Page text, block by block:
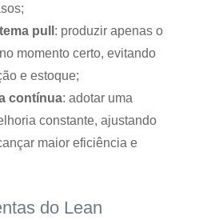
pull : produzir apenas o
momento certo, evitando
e estoque;
contínua: adotar uma
constante, ajustando
maior eficiência e
do Lean